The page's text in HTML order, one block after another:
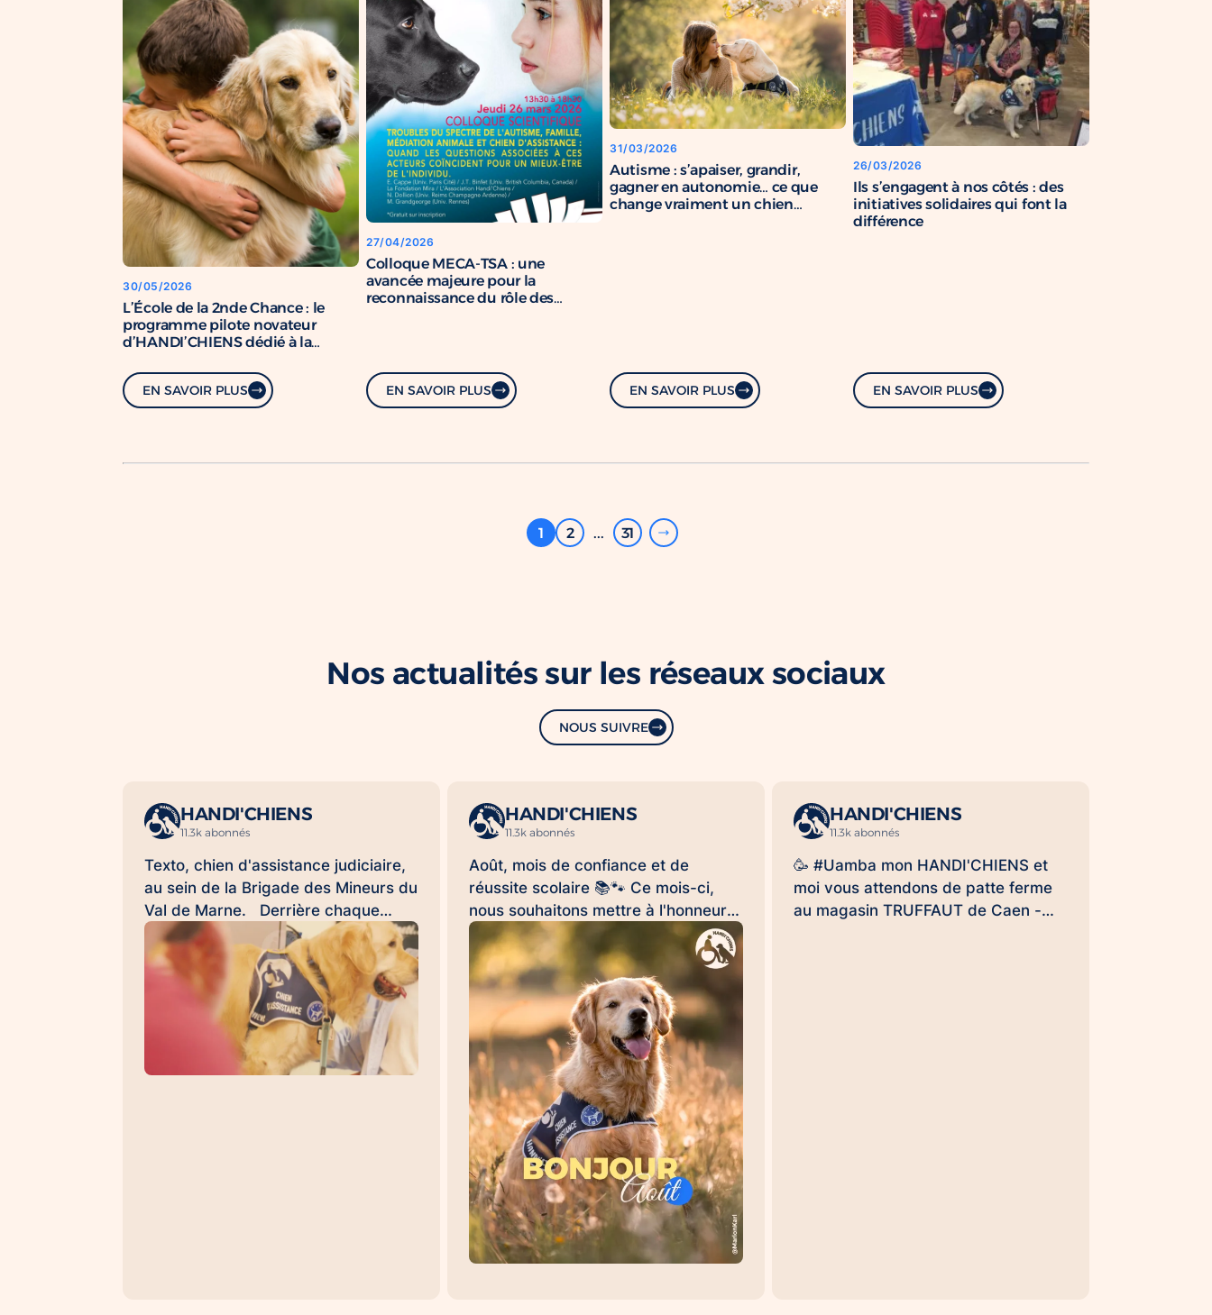
30/05/2026
L’École de la 2nde Chance : le
programme pilote novateur
d’HANDI’CHIENS dédié à la
EN SAVOIR PLUS
27/04/2026
Colloque MECA-TSA : une
avancée majeure pour la
reconnaissance du rôle des
EN SAVOIR PLUS
31/03/2026
Autisme : s’apaiser, grandir,
gagner en autonomie… ce que
change vraiment un chien
EN SAVOIR PLUS
26/03/2026
Ils s’engagent à nos côtés : des
initiatives solidaires qui font la
différence
EN SAVOIR PLUS
1 2 ... 31
Nos actualités sur les réseaux sociaux
NOUS SUIVRE
HANDI'CHIENS
11.3k abonnés
Texto, chien d'assistance judiciaire,
au sein de la Brigade des Mineurs du
Val de Marne. Derrière chaque
témoignage, il y a une histoire
difficile à raconter. Pour de
nombreuses victimes, franchir la
porte d'un commissariat ou d'un
tribunal, revivre les faits lors d'une
audition ou d'une expertise peut être
une épreuve. À leurs côtés, les
HANDI'CHIENS
11.3k abonnés
Août, mois de confiance et de
réussite scolaire 📚🐾 Ce mois-ci,
nous souhaitons mettre à l'honneur
Émilie et Ron, son chien d'assistance
à la réussite scolaire HANDI'CHIENS
💛 Au quotidien, Ron accompagne
Émilie dans son collège et l'aide à
évoluer dans un environnement
scolaire avec davantage de sérénité,
de confiance et d'apaisement. Sa
présence favorise les
apprentissages, renforce le
sentiment de sécurité et contribue à
créer un climat propice à la réussite.
Les chiens d'assistance à la réussite
scolaire permettent : 🐾 d'apaiser les
situations de stress et d'anxiété 🐾
de favoriser la concentration et les
apprentissages 🐾 de renforcer la
HANDI'CHIENS
11.3k abonnés
🥳 #Uamba mon HANDI'CHIENS et
moi vous attendons de patte ferme
au magasin TRUFFAUT de Caen -